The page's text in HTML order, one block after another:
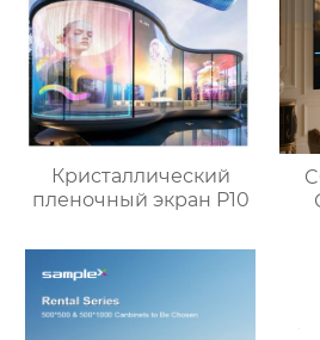
Кристаллический
пленочный экран P10